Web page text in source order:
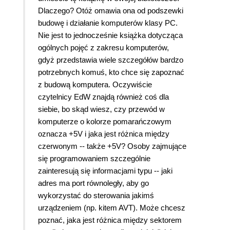
Dlaczego? Otóż omawia ona od podszewki
budowę i działanie komputerów klasy PC.
Nie jest to jednocześnie książka dotycząca
ogólnych pojęć z zakresu komputerów,
gdyż przedstawia wiele szczegółów bardzo
potrzebnych komuś, kto chce się zapoznać
z budową komputera. Oczywiście
czytelnicy EdW znajdą również coś dla
siebie, bo skąd wiesz, czy przewód w
komputerze o kolorze pomarańczowym
oznacza +5V i jaka jest różnica między
czerwonym -- także +5V? Osoby zajmujące
się programowaniem szczególnie
zainteresują się informacjami typu -- jaki
adres ma port równoległy, aby go
wykorzystać do sterowania jakimś
urządzeniem (np. kitem AVT). Może chcesz
poznać, jaka jest różnica między sektorem